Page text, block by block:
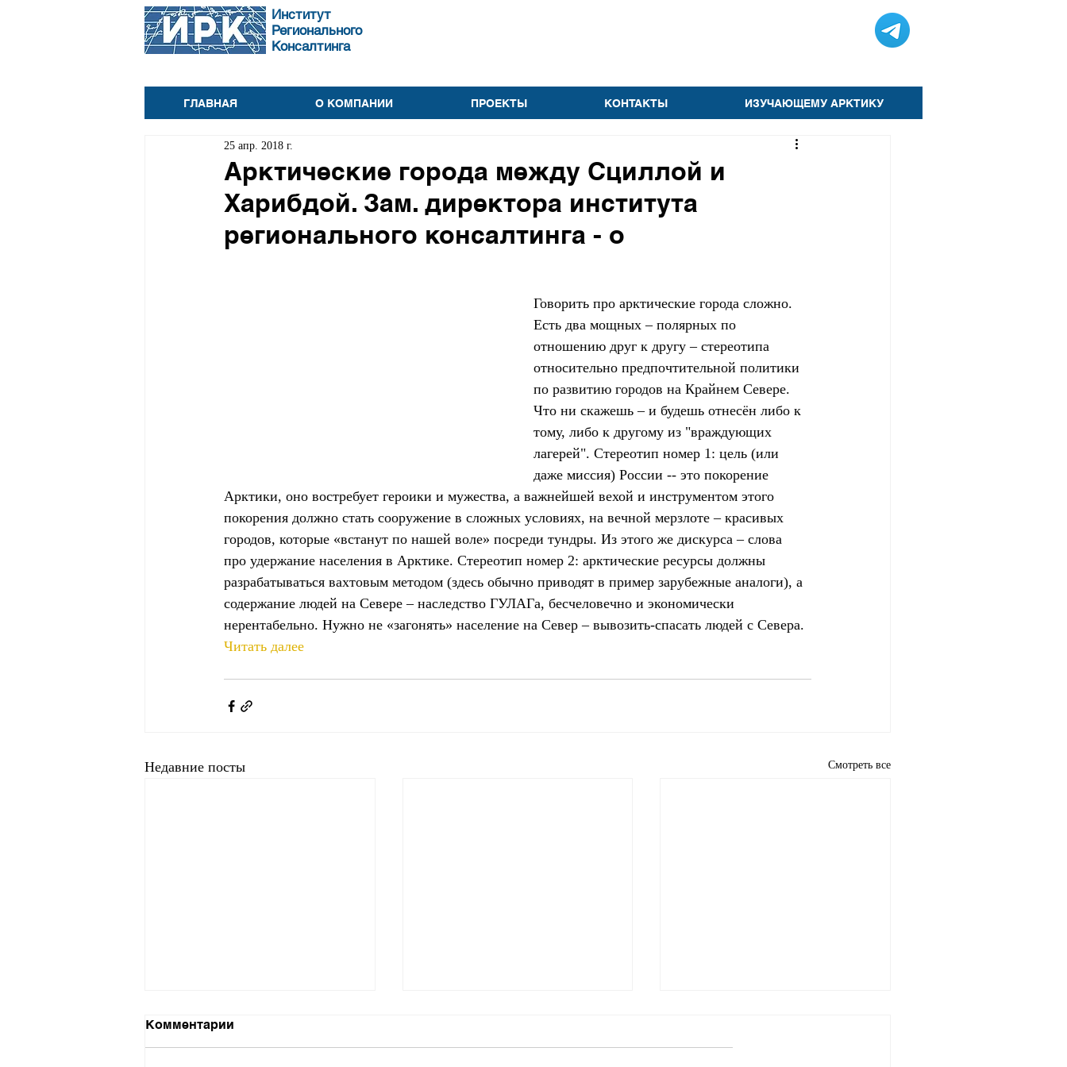
Институт
Регионального
Консалтинга
ГЛАВНАЯ О КОМПАНИИ ПРОЕКТЫ КОНТАКТЫ ИЗУЧАЮЩЕМУ АРКТИКУ
Арктические города между Сциллой и
Харибдой. Зам. директора института
регионального консалтинга - о
25 апр. 2018 г.
Говорить про арктические города сложно.
Есть два мощных – полярных по
отношению друг к другу – стереотипа
относительно предпочтительной политики
по развитию городов на Крайнем Севере.
Что ни скажешь – и будешь отнесён либо к
тому, либо к другому из "враждующих
лагерей". Стереотип номер 1: цель (или
даже миссия) России -- это покорение
Арктики, оно востребует героики и мужества, а важнейшей вехой и инструментом этого
покорения должно стать сооружение в сложных условиях, на вечной мерзлоте – красивых
городов, которые «встанут по нашей воле» посреди тундры. Из этого же дискурса – слова
про удержание населения в Арктике. Стереотип номер 2: арктические ресурсы должны
разрабатываться вахтовым методом (здесь обычно приводят в пример зарубежные аналоги), а
содержание людей на Севере – наследство ГУЛАГа, бесчеловечно и экономически
нерентабельно. Нужно не «загонять» население на Север – вывозить-спасать людей с Севера.
Читать далее
Недавние посты Смотреть все
Комментарии